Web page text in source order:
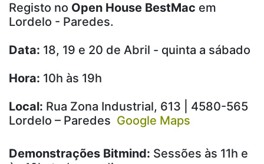
Registo no Open House BestMac em
Lordelo - Paredes.
Data: 18, 19 e 20 de Abril - quinta a sábado
Hora: 10h às 19h
Local: Rua Zona Industrial, 613 | 4580-565
Lordelo – Paredes Google Maps
Demonstrações Bitmind: Sessões às 11h e